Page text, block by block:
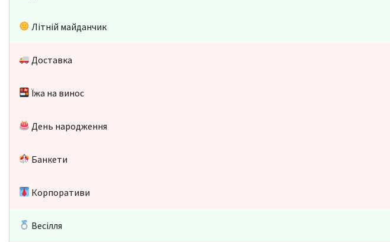
Літній майданчик
Доставка
Їжа на винос
День народження
Банкети
Корпоративи
Весілля